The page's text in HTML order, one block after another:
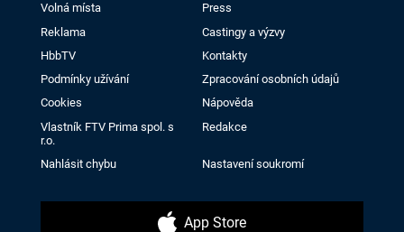
Volná místa
Press
Reklama
Castingy a výzvy
HbbTV
Kontakty
Podmínky užívání
Zpracování osobních údajů
Cookies
Nápověda
Vlastník FTV Prima spol. s
r.o.
Redakce
Nahlásit chybu Nastavení soukromí
App Store